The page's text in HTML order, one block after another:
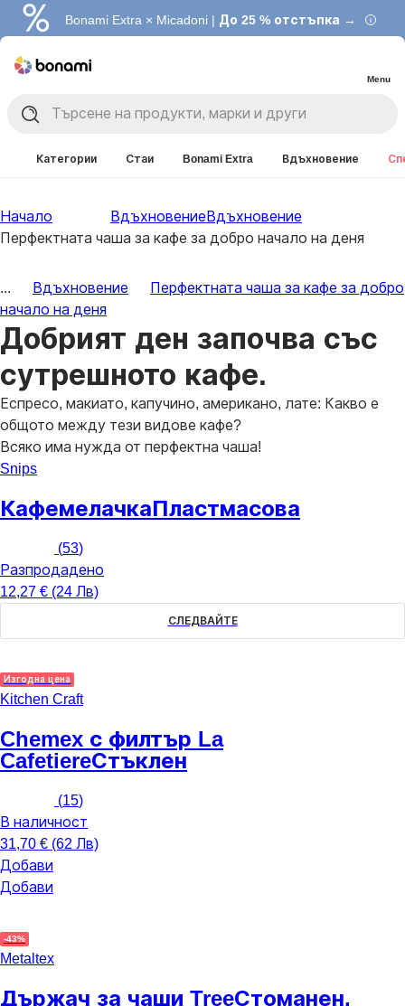
Bonami Extra × Micadoni | До 25 % отстъпка →
Menu
Категории Стаи Bonami Extra Вдъхновение
Начало Вдъхновение Вдъхновение
Перфектната чаша за кафе за добро начало на деня
... Вдъхновение
Перфектната чаша за кафе за добро
начало на деня
Добрият ден започва със
сутрешното кафе.
Еспресо, макиато, капучино, американо, лате: Какво е
общото между тези видове кафе?
Всяко има нужда от перфектна чаша!
Snips
КафемелачкаПластмасова
(53)
Разпродадено
12,27 € (24 Лв)
СЛЕДВАЙТЕ
Изгодна цена
Kitchen Craft
Chemex с филтър La
CafetiereСтъклен
(15)
В наличност
31,70 € (62 Лв)
Добави
Добави
-43%
Metaltex
Държач за чаши TreeСтоманен,